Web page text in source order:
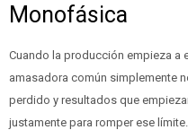
Monofásica
Cuando la producción empieza a
amasadora común simplemente
perdido y resultados que
justamente para romper ese límite.